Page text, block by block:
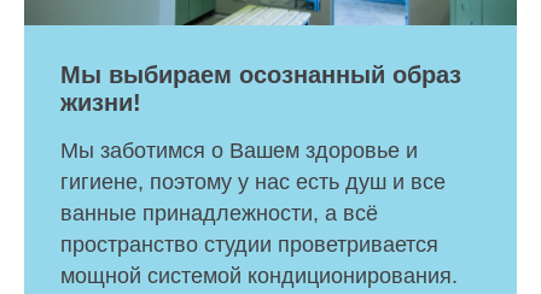
Мы выбираем осознанный образ
жизни!
Мы заботимся о Вашем здоровье и
гигиене, поэтому у нас есть душ и все
ванные принадлежности, а всё
пространство студии проветривается
мощной системой кондиционирования.